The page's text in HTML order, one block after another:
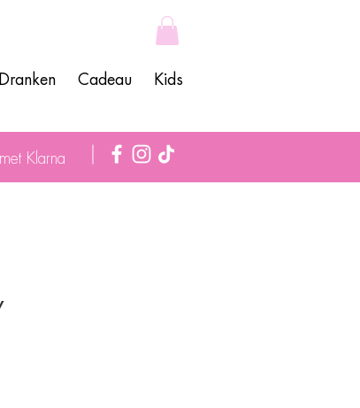
Dranken Cadeau Kids
Klarna